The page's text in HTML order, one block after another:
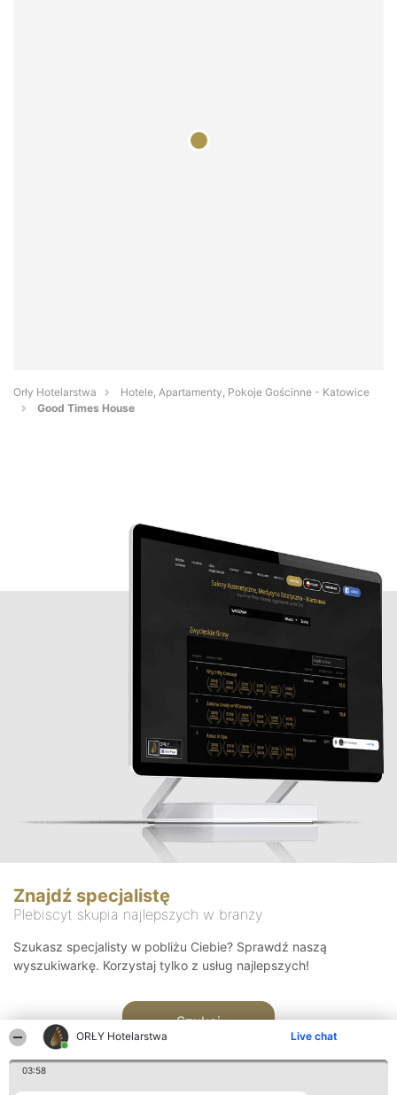
ORŁY Hotelarstwa Live chat
03:58
Orły Hotelarstwa
Hotele, Apartamenty, Pokoje Gościnne - Katowice
Good Times House
Znajdź specjalistę
Plebiscyt skupia najlepszych w branży
Szukasz specjalisty w pobliżu Ciebie? Sprawdź naszą
wyszukiwarkę. Korzystaj tylko z usług najlepszych!
Szukaj